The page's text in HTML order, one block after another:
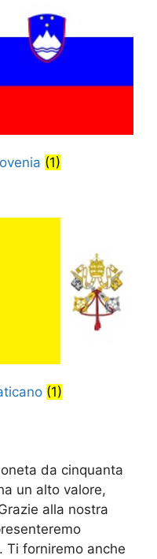
(1)
(1)
da cinquanta
un alto valore,
alla nostra
Ti forniremo anche